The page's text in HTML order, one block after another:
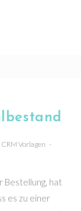
CRM Vorlagen
Bestellung, hat
es zu einer